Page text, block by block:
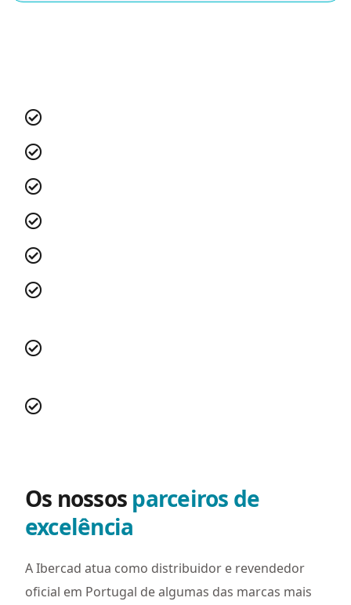
Os nossos parceiros de
excelência
A Ibercad atua como distribuidor e revendedor
oficial em Portugal de algumas das marcas mais